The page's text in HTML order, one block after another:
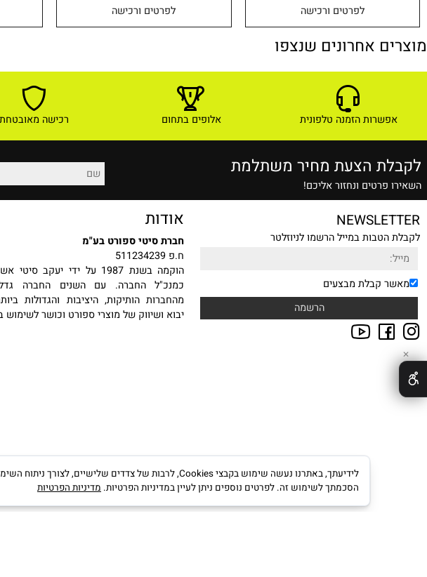
אחרונים שנצפו
הזמנה טלפונית רכישה מאובטחת
הצעת מחיר משתלמת
ונחזור אליכם!
במייל הרשמו לניוזלטר
קבלת מבצעים
אודות
חברת סיטי ספורט בע"מ
ח.פ 511234239